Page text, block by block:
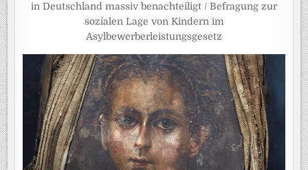
in Deutschland massiv benachteiligt / Befragung zur
sozialen Lage von Kindern im
Asylbewerberleistungsgesetz